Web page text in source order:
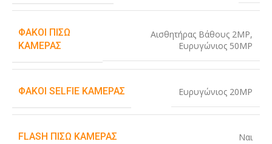
ΦΑΚΟΊ ΠΊΣΩ
ΚΆΜΕΡΑΣ
Αισθητήρας Βάθους 2MP,
Ευρυγώνιος 50MP
ΦΑΚΟΊ SELFIE ΚΆΜΕΡΑΣ Ευρυγώνιος 20MP
FLASH ΠΊΣΩ ΚΆΜΕΡΑΣ Ναι